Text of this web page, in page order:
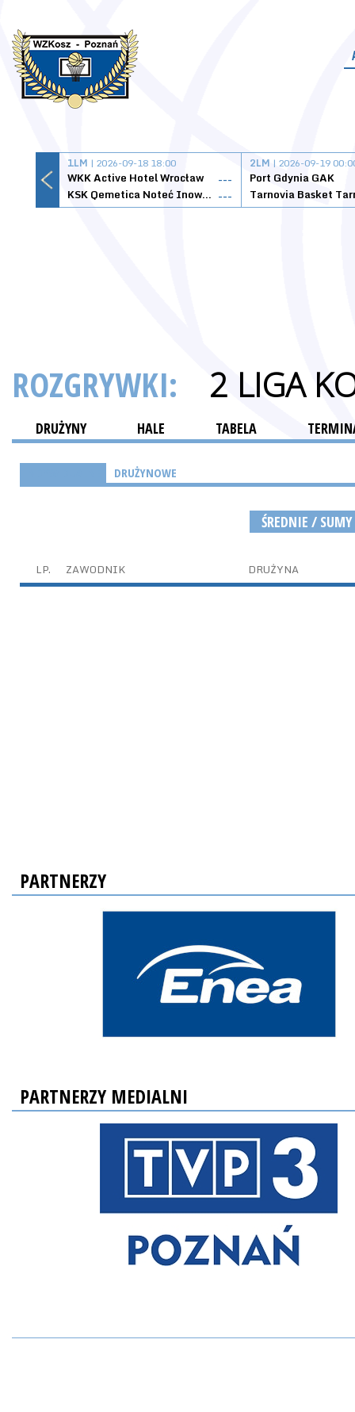
1LM | 2026-09-18 18:00
WKK Active Hotel Wrocław
---
KSK Qemetica Noteć Inowrocław ---
2LM | 2026-09-19
Port Gdynia GAK
ROZGRYWKI: 2 LIGA
DRUŻYNY HALE TABELA
DRUŻYNOWE
ŚREDNIE / SUMY
LP. ZAWODNIK DRUŻYNA
PARTNERZY
PARTNERZY MEDIALNI